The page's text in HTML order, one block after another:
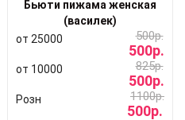
Бьюти пижама женская
(василек)
от 25000
500р.
500р.
от 10000 825р.
500р.
Розн 1100р.
500р.